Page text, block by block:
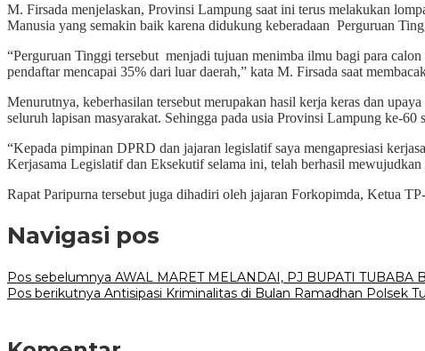
M. Firsada menjelaskan, Provinsi Lampung saat ini terus melakukan
Manusia yang semakin baik karena didukung keberadaan Perguruan
“Perguruan Tinggi tersebut menjadi tujuan menimba ilmu bagi para
pendaftar mencapai 35% dari luar daerah,” kata M. Firsada saat
Menurutnya, keberhasilan tersebut merupakan hasil kerja keras dan
seluruh lapisan masyarakat. Sehingga pada usia Provinsi Lampung ke-60
“Kepada pimpinan DPRD dan jajaran legislatif saya mengapresiasi
Kerjasama Legislatif dan Eksekutif selama ini, telah berhasil
Rapat Paripurna tersebut juga dihadiri oleh jajaran Forkopimda, Ketua
Navigasi pos
Pos sebelumnya AWAL MARET MELANDAI, PJ BUPATI TUBABA
Pos berikutnya Antisipasi Kriminalitas di Bulan Ramadhan Polsek